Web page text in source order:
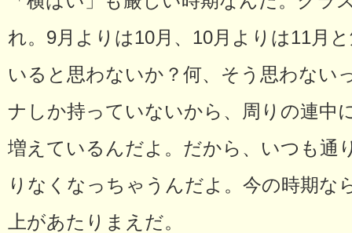
れ。9月よりは10月、10月よりは11月
いると思わないか？何、そう思わない
ナしか持っていないから、周りの連中
増えているんだよ。だから、いつも通
りなくなっちゃうんだよ。今の時期な
上があたりまえだ。